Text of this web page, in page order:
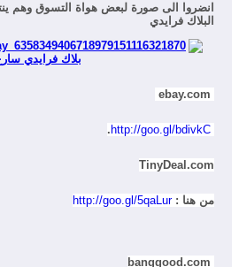
انضروا الى صورة لبعض هواة التسوق وهم
البلاك فرايدي
http://goo.gl/bdivkC
.
TinyDeal.com
من هنا :http://goo.gl/5qaLur